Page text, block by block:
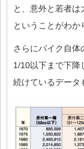
と、意外と若者は
ということがわか
さらにバイク自体
1/10以下まで下降
続けているデータ